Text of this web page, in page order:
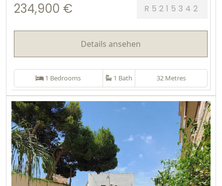
234,900 € R5215342
Details ansehen
1 Bedrooms 1 Bath 32 Metres